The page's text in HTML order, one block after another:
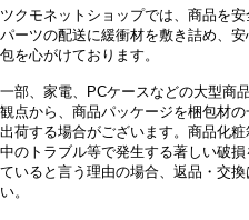
ツクモネットショップでは、商品を
パーツの配送に緩衝材を敷き詰め、
包を心がけております。
一部、家電、PCケースなどの大型商
観点から、商品パッケージを梱包材
出荷する場合がございます。商品化
中のトラブル等で発生する著しい破
ていると言う理由の場合、返品・交
い。